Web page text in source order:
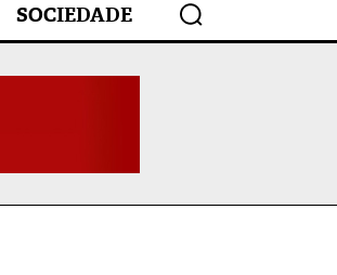
SOCIEDADE